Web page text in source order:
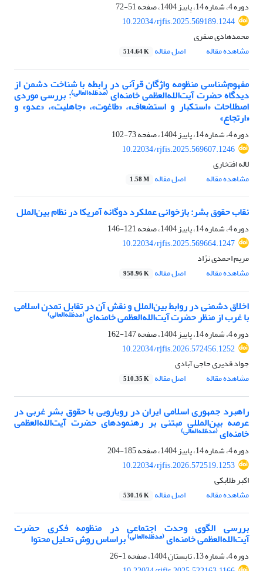
دوره 4، شماره 14، پاییز 1404، صفحه
51-72
10.22034/rjfis.2025.569189.1244
محمدهادی صفری
مشاهده مقاله
اصل مقاله 514.64 K
مفهوم‌شناسی منظومه واژگان قرآنی در رابطه با شناخت دشمن از
دیدگاه حضرت آیت‌الله‌العظمی خامنه‌ای(مدظله‌العالی): بررسی موردی
اصطلاحات «استکبار و استضعاف»، «طاغوت»، «جاهلیت»، «عدو» و
«ارتجاع»
دوره 4، شماره 14، پاییز 1404، صفحه
73-102
10.22034/rjfis.2025.569607.1246
لاله افتخاری
مشاهده مقاله
اصل مقاله 1.58 M
نقاب حقوق بشر: بازخوانی عملکرد دوگانه آمریکا در نظام بین‌الملل
دوره 4، شماره 14، پاییز 1404، صفحه
121-146
10.22034/rjfis.2025.569664.1247
مریم احمدی نژاد
مشاهده مقاله
اصل مقاله 958.96 K
اخلاق دشمنی در روابط بین‌الملل و نقش آن در تقابل تمدن اسلامی
با غرب از منظر حضرت آیت‌الله‌العظمی خامنه‌ای(مدظله‌العالی)
دوره 4، شماره 14، پاییز 1404، صفحه
147-162
10.22034/rjfis.2026.572456.1252
جواد قدیری حاجی آبادی
مشاهده مقاله
اصل مقاله 510.35 K
راهبرد جمهوری اسلامی ایران در رویارویی با حقوق بشر غربی در
عرصه بین‌المللی مبتنی بر رهنمودهای حضرت آیت‌الله‌العظمی
خامنه‌ای(مدظله‌العالی)
دوره 4، شماره 14، پاییز 1404، صفحه
185-204
10.22034/rjfis.2026.572519.1253
اکبر طلابکی
مشاهده مقاله
اصل مقاله 530.16 K
بررسی الگوی وحدت اجتماعی در منظومه فکری حضرت
آیت‌الله‌العظمی خامنه‌ای(مدظله‌العالی)براساس روش تحلیل محتوا
دوره 4، شماره 13، تابستان 1404، صفحه
1-26